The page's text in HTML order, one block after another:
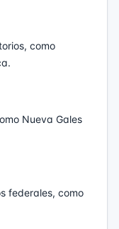
como
Nueva Gales
federales, como